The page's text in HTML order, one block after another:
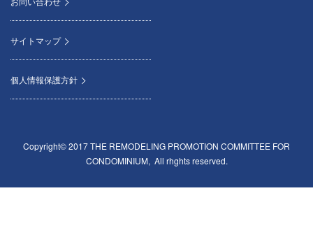
サイトマップ
個人情報保護方針
Copyright© 2017 THE REMODELING PROMOTION COMMITTEE FOR
CONDOMINIUM, All rhghts reserved.